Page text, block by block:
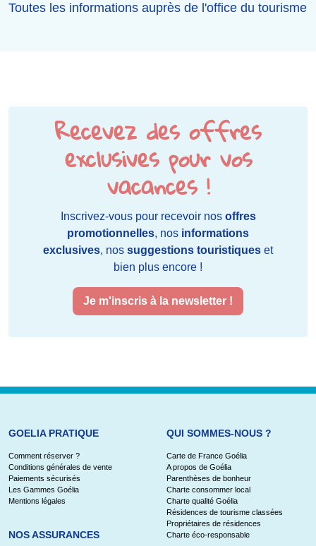
Toutes les informations auprès de l'office du tourisme
Recevez des offres
exclusives pour vos
vacances !
Inscrivez-vous pour recevoir nos offres
promotionnelles, nos informations
exclusives, nos suggestions touristiques et
bien plus encore !
Je m'inscris à la newsletter !
GOELIA PRATIQUE
Comment réserver ?
Conditions générales de vente
Paiements sécurisés
Les Gammes Goélia
Mentions légales
NOS ASSURANCES
QUI SOMMES-NOUS ?
Carte de France Goélia
A propos de Goélia
Parenthèses de bonheur
Charte consommer local
Charte qualité Goélia
Résidences de tourisme classées
Propriétaires de résidences
Charte éco-responsable